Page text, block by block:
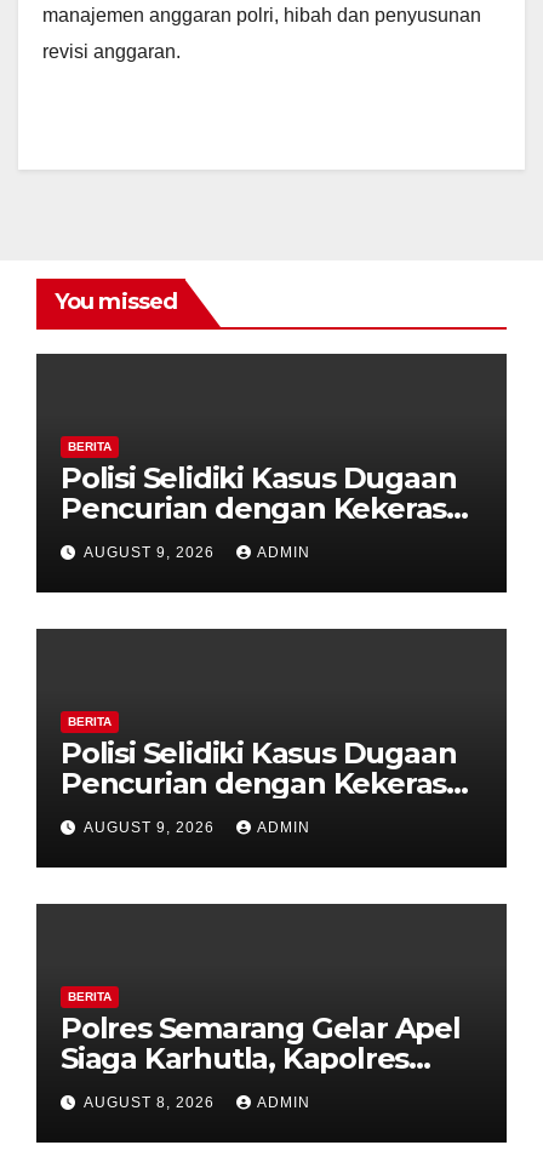
manajemen anggaran polri, hibah dan penyusunan
revisi anggaran.
You missed
BERITA
Polisi Selidiki Kasus Dugaan
Pencurian dengan Kekerasan
di Counter HP Royal Phone
Ambarawa.
AUGUST 9, 2026 ADMIN
BERITA
Polisi Selidiki Kasus Dugaan
Pencurian dengan Kekerasan
di Counter HP Royal Phone
Ambarawa.
AUGUST 9, 2026 ADMIN
BERITA
Polres Semarang Gelar Apel
Siaga Karhutla, Kapolres
Tekankan Sinergi dan
Kesiapsiagaan Hadapi Musim
Kemarau.
AUGUST 8, 2026 ADMIN